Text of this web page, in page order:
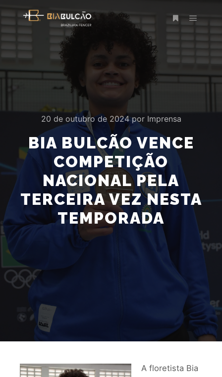
20 de outubro de 2024por Imprensa
BIA BULCÃO VENCE
COMPETIÇÃO
NACIONAL PELA
TERCEIRA VEZ NESTA
TEMPORADA
A floretista Bia